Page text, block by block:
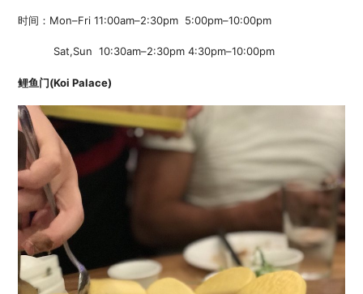
时间：Mon–Fri 11:00am–2:30pm 5:00pm–10:00pm
Sat,Sun 10:30am–2:30pm 4:30pm–10:00pm
鲤鱼门(Koi Palace)